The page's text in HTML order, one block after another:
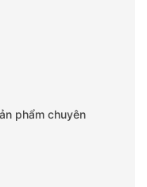
phẩm chuyên